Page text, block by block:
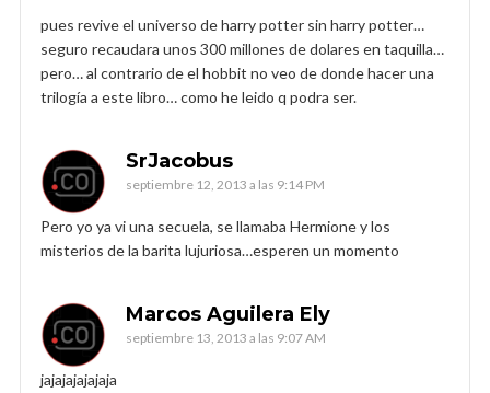
pues revive el universo de harry potter sin harry potter…
seguro recaudara unos 300 millones de dolares en taquilla…
pero… al contrario de el hobbit no veo de donde hacer una
trilogía a este libro… como he leido q podra ser.
SrJacobus
septiembre 12, 2013 a las 9:14 PM
Pero yo ya vi una secuela, se llamaba Hermione y los
misterios de la barita lujuriosa…esperen un momento
Marcos Aguilera Ely
septiembre 13, 2013 a las 9:07 AM
jajajajajajaja